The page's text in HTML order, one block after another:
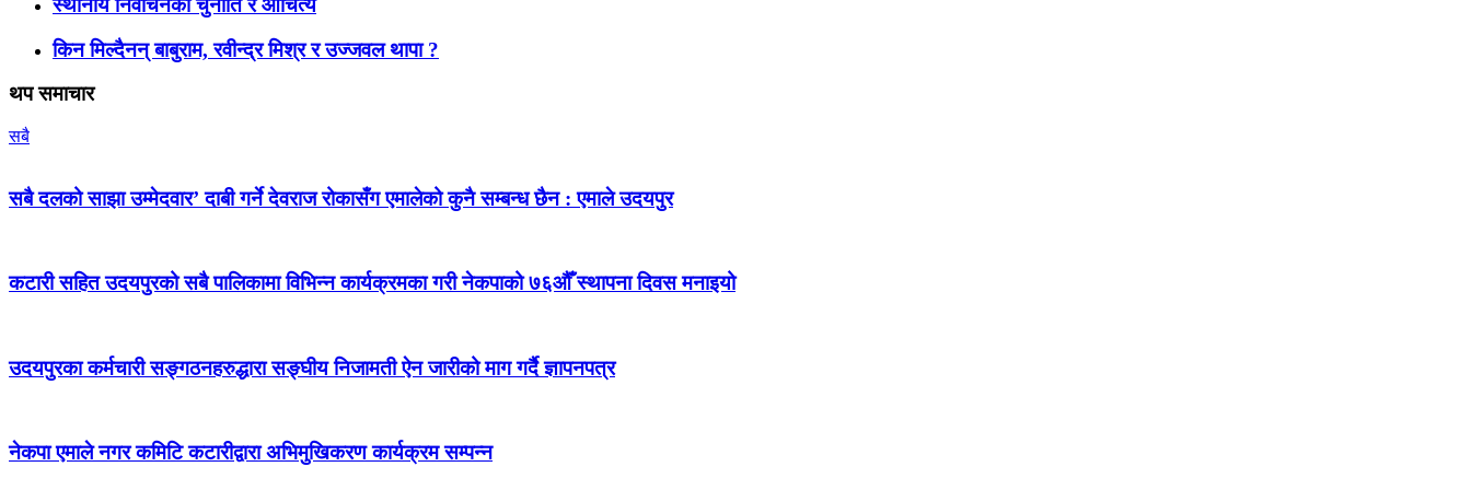
स्थानीय निर्वाचनका चुनौति र औचित्य
किन मिल्दैनन् बाबुराम, रवीन्द्र मिश्र र उज्जवल थापा ?
थप समाचार
सबै
सबै दलको साझा उम्मेदवार’ दाबी गर्ने देवराज रोकासँग एमालेको कुनै सम्बन्ध छैन : एमाले उदयपुर
कटारी सहित उदयपुरको सबै पालिकामा विभिन्न कार्यक्रमका गरी नेकपाको ७६औँ स्थापना दिवस मनाइयो
उदयपुरका कर्मचारी सङ्गठनहरुद्धारा सङ्घीय निजामती ऐन जारीको माग गर्दै ज्ञापनपत्र
नेकपा एमाले नगर कमिटि कटारीद्वारा अभिमुखिकरण कार्यक्रम सम्पन्न